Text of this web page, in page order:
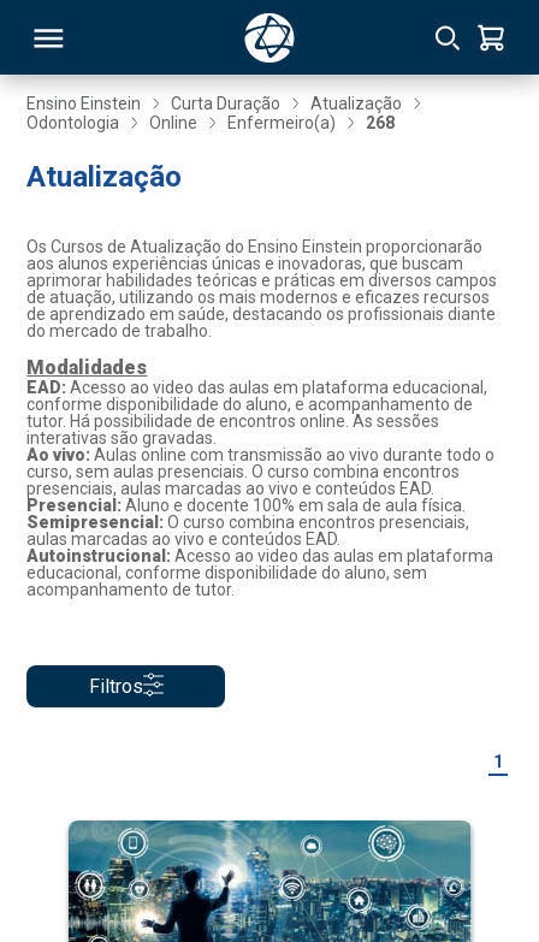
Ensino Einstein Curta Duração
Atualização
Odontologia
Online Enfermeiro(a) 268
Atualização
Os Cursos de Atualização do Ensino Einstein proporcionarão
aos alunos experiências únicas e inovadoras, que buscam
aprimorar habilidades teóricas e práticas em diversos campos
de atuação, utilizando os mais modernos e eficazes recursos
de aprendizado em saúde, destacando os profissionais diante
do mercado de trabalho.
Modalidades
EAD:Acesso ao video das aulas em plataforma educacional,
conforme disponibilidade do aluno, e acompanhamento de
tutor. Há possibilidade de encontros online. As sessões
interativas são gravadas.
Ao vivo: Aulas online com transmissão ao vivo durante todo o
curso, sem aulas presenciais. O curso combina encontros
presenciais, aulas marcadas ao vivo e conteúdos EAD.
Presencial:Aluno e docente 100% em sala de aula física.
Semipresencial:O curso combina encontros presenciais,
aulas marcadas ao vivo e conteúdos EAD.
Autoinstrucional:Acesso ao video das aulas em plataforma
educacional, conforme disponibilidade do aluno, sem
acompanhamento de tutor.
Filtros
1